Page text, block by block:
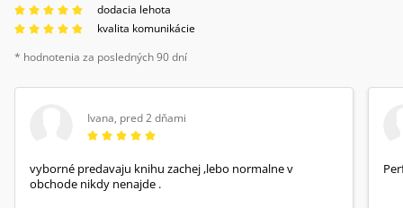
dodacia lehota
kvalita komunikácie
* hodnotenia za posledných 90 dní
Ivana, pred 2 dňami
vyborné predavaju knihu zachej ,lebo normalne v
obchode nikdy nenajde .